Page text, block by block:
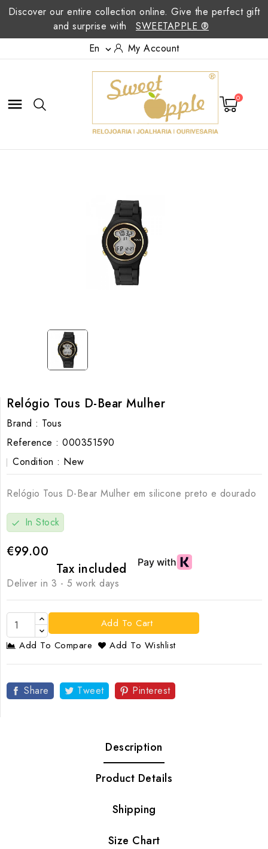
Discover our entire collection online. Give the perfect gift
and surprise with
SWEETAPPLE ®
En
 My Account
 0
Relógio Tous D-Bear Mulher
Brand : Tous
Reference : 000351590
Condition : New
Relógio Tous D-Bear Mulher em silicone preto e dourado
check In Stock
€99.00
Tax included
Deliver in 3 - 5 work days
Add To Cart
Add To Compare
Add To Wishlist
Share Tweet Pinterest
Description
Product Details
Shipping
Size Chart